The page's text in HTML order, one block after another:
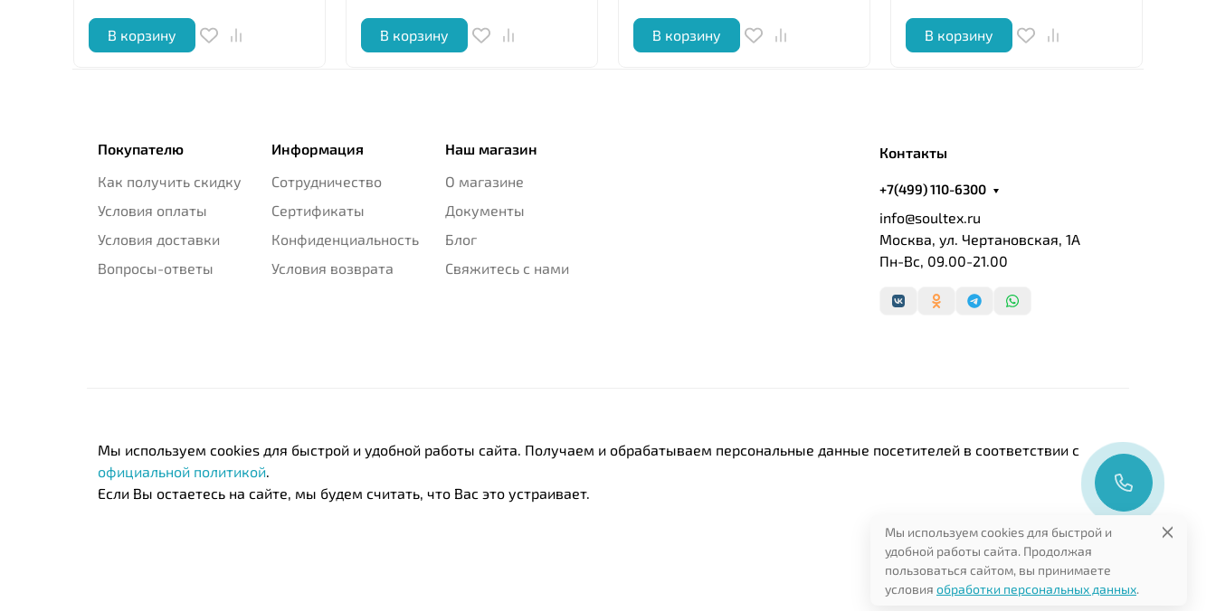
В корзину В корзину В корзину В корзину
Покупателю
Как получить скидку
Условия оплаты
Условия доставки
Вопросы-ответы
Информация
Сотрудничество
Сертификаты
Конфиденциальность
Условия возврата
Наш магазин
О магазине
Документы
Блог
Свяжитесь с нами
Контакты
+7(499) 110-6300
info@soultex.ru
Москва, ул. Чертановская, 1А
Пн-Вс, 09.00-21.00
Мы используем cookies для быстрой и удобной работы сайта. Получаем и обрабатываем персональные данные посетителей в соответствии с
официальной политикой.
Если Вы остаетесь на сайте, мы будем считать, что Вас это устраивает.
Мы используем cookies для быстрой и
удобной работы сайта. Продолжая
пользоваться сайтом, вы принимаете
условия обработки персональных данных.